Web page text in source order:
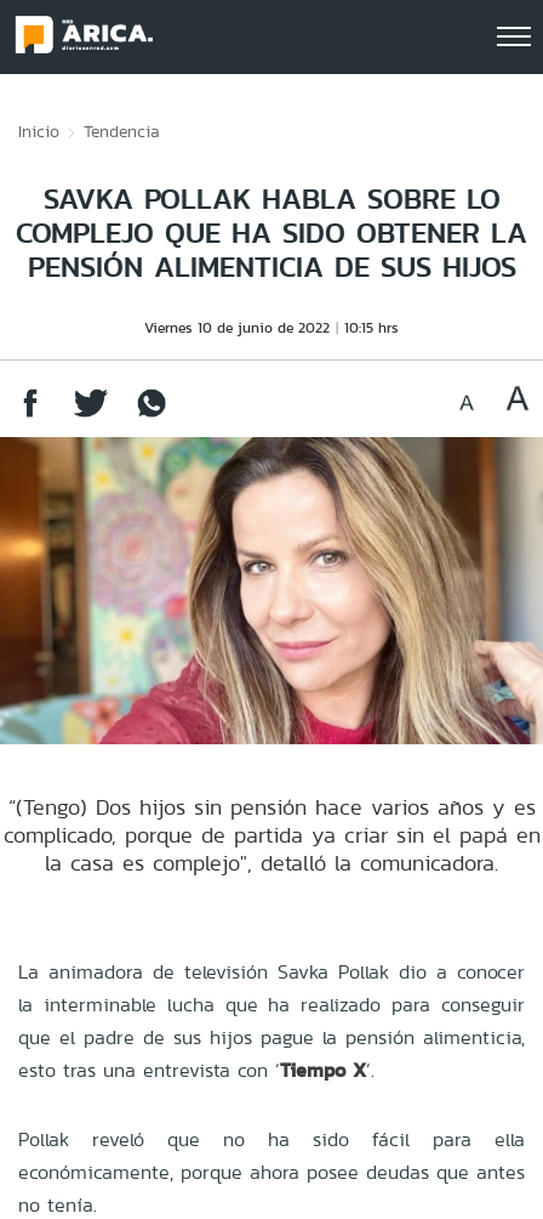
Inicio Tendencia
SAVKA POLLAK HABLA SOBRE LO
COMPLEJO QUE HA SIDO OBTENER LA
PENSIÓN ALIMENTICIA DE SUS HIJOS
Viernes 10 de junio de 2022 10:15 hrs
“(Tengo) Dos hijos sin pensión hace varios años y es
complicado, porque de partida ya criar sin el papá en
la casa es complejo", detalló la comunicadora.
La animadora de televisión Savka Pollak dio a conocer
la interminable lucha que ha realizado para conseguir
que el padre de sus hijos pague la pensión alimenticia,
esto tras una entrevista con ‘Tiempo X’.
Pollak reveló que no ha sido fácil para ella
económicamente, porque ahora posee deudas que antes
no tenía.